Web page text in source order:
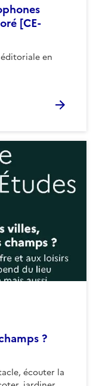
[CE-
en
?
écouter la